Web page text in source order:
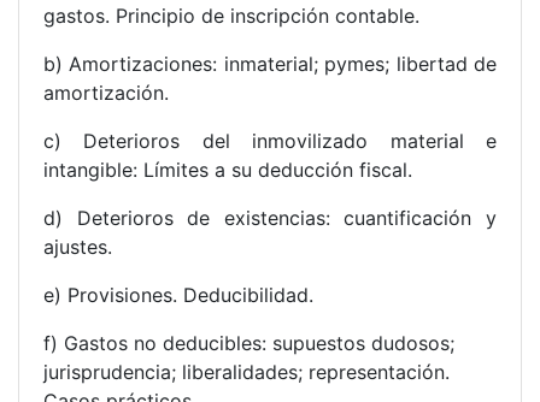
gastos. Principio de inscripción contable.
b) Amortizaciones: inmaterial; pymes; libertad de
amortización.
c) Deterioros del inmovilizado material e
intangible: Límites a su deducción fiscal.
d) Deterioros de existencias: cuantificación y
ajustes.
e) Provisiones. Deducibilidad.
f) Gastos no deducibles: supuestos dudosos;
jurisprudencia; liberalidades; representación.